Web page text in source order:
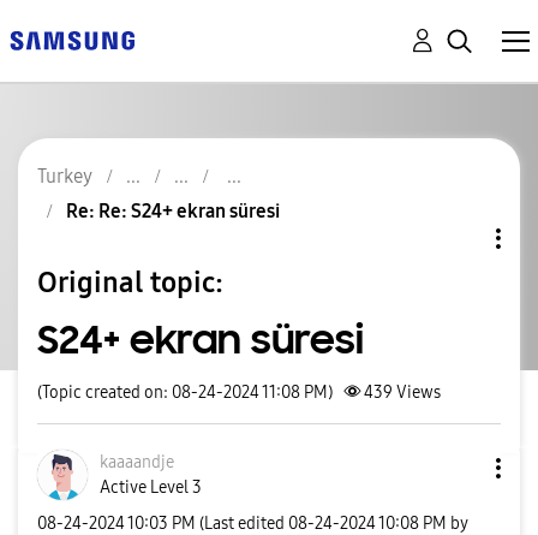
Turkey
Re: Re: S24+ ekran süresi
Original topic:
S24+ ekran süresi
(Topic created on: 08-24-2024 11:08 PM) 439 Views
kaaaandje
Active Level 3
‎08-24-202410:03 PM (Last edited ‎08-24-202410:08 PM by